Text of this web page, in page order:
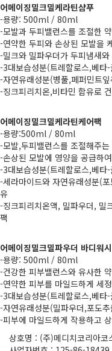
어메이징밀크밀케라틴샴푸
-용량: 500ml / 80ml
-모발과 두피밸런스를 조절한
-연약한 두피와 손상된 모발을
-밀크와 밀파우더가 두피냄새
-3대보습성분(트레할로스,베타
-자연유래성분(병풀,페퍼민트
-징크피리치온,비타민 함유로
어메이징밀크밀케라틴케어팩
-용량:500ml / 80ml
-모발,두피밸런스를 조절해주는
-손상된 모발에 영양을 공급하
-3대보습성분(트레할로스,베타
-세라마이드와 자연유래성분(
유
-징크피리치온액, 밀파우더, 밀
팩
어메이징밀크밀파우더 바디워시
-용량: 500ml / 80ml
-건강한 피부밸런스와 유사한
-연약한 피부를 마일드하게 세
-3대보습성분(트레할로스,베타
-자연유래성분(밀파우더,포도
-피부에 마일드하게 작용하고
상호명 : (주)메디치코리아코